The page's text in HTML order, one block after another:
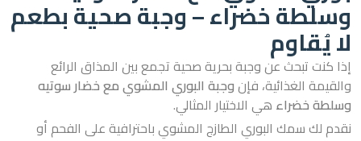
وسلطة خضراء – وجبة صحية بطعم
لا يُقاوم
إذا كنت تبحث عن وجبة بحرية صحية تجمع بين المذاق الرائع
والقيمة الغذائية، فإنوجبة البوري المشوي مع خضار سوتيه
وسلطة خضراء هي الاختيار المثالي.
نقدم لك سمك البوري الطازج المشوي باحترافية على الفحم أو